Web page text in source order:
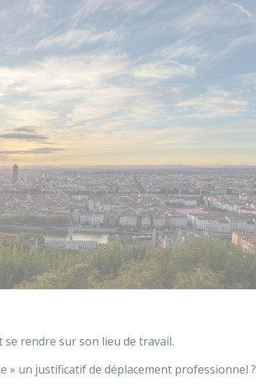
rendre sur son lieu de travail.
» un justificatif de déplacement professionnel ?